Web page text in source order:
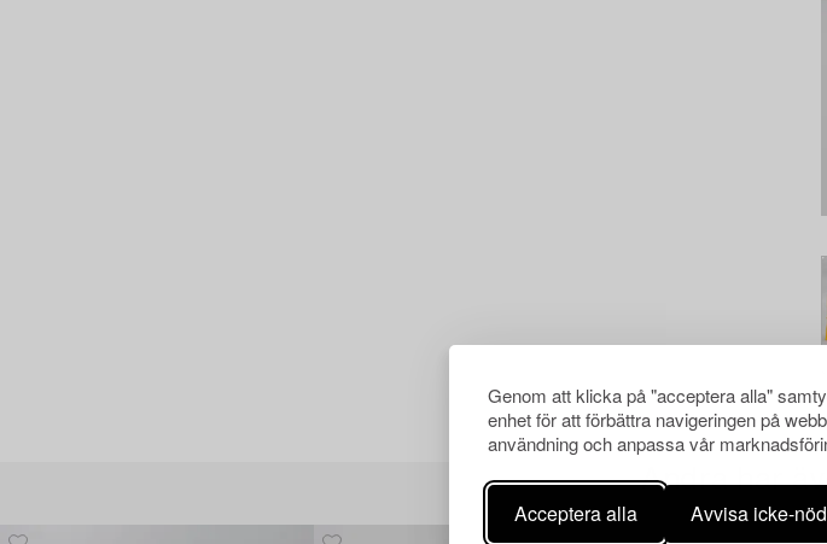
Genom att klicka på "acceptera alla"
enhet för att förbättra navigeringen på
användning och anpassa vår
Acceptera alla Avvisa icke-
Andra har